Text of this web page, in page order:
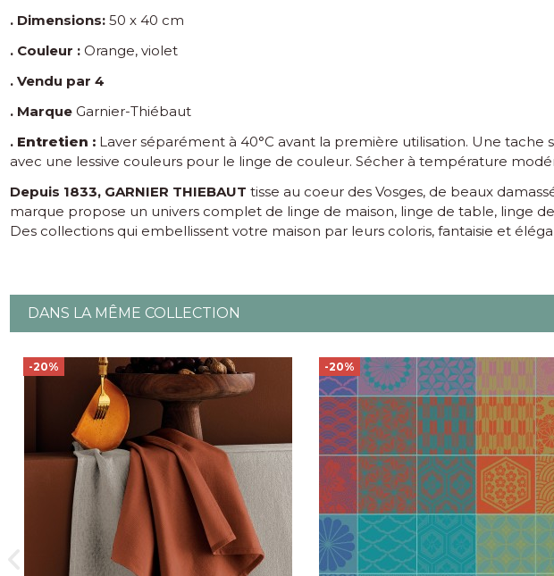
. Dimensions:50 x 40 cm
. Couleur : Orange, violet
. Vendu par 4
. MarqueGarnier-Thiébaut
. Entretien : Laver séparément à 40°C avant la première utilisation. Une
avec une lessive couleurs pour le linge de couleur. Sécher à température
Depuis 1833, GARNIER THIEBAUT tisse au coeur des Vosges, de beaux
marque propose un univers complet de linge de maison, linge de table, linge
Des collections qui embellissent votre maison par leurs coloris, fantaisie et
DANS LA MÊME COLLECTION
-20% -20%